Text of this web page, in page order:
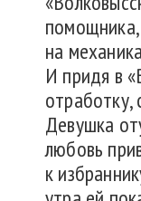
помощника,
на
И придя в
отработку,
Девушка
любовь
к